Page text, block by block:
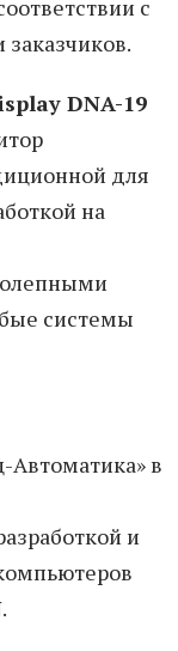
с
DNA-19
для
на
системы
в
и